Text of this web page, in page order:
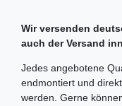
Wir versenden
auch der Versand
Jedes angebotene
endmontiert und
werden. Gerne